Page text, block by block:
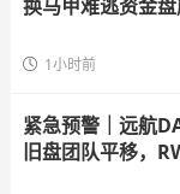
换马甲难逃资金
1小时前
紧急预警｜远航
旧盘团队平移，